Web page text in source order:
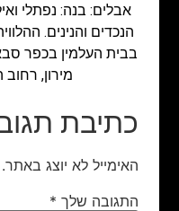
אבלים: בנה: נפתלי
בבית העלמין בכפר
מירון, רחוב
כתיבת
האימייל לא יוצג באתר.
התגובה שלך *